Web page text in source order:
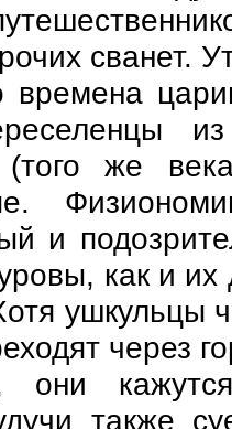
сванет.
времена
(того же
и
как и
ушкульцы
через
они
также